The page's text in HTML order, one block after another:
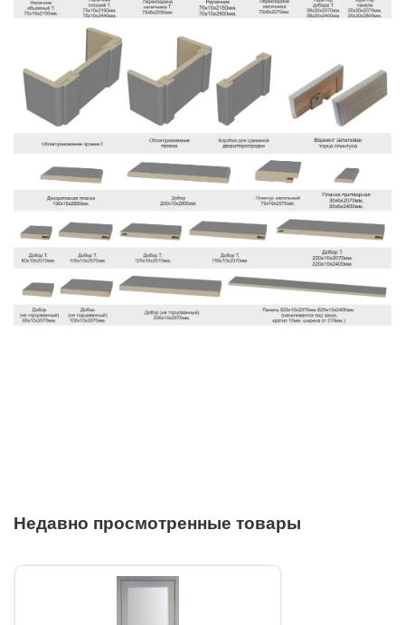
Недавно просмотренные товары